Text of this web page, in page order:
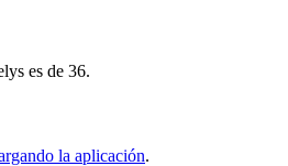
es de 36.
la aplicación.